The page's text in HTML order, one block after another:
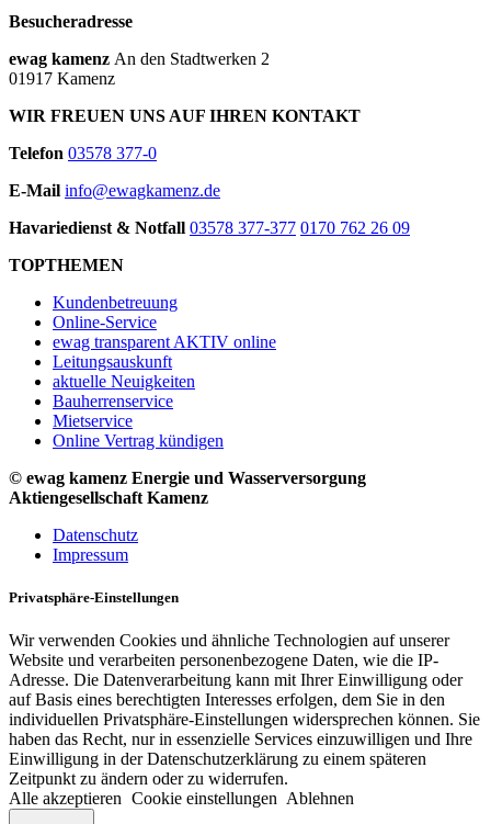
Besucheradresse
ewag kamenz An den Stadtwerken 2
01917 Kamenz
WIR FREUEN UNS AUF IHREN KONTAKT
Telefon 03578 377-0
E-Mail info@ewagkamenz.de
Havariedienst & Notfall 03578 377-377 0170 762 26 09
TOPTHEMEN
Kundenbetreuung
Online-Service
ewag transparent AKTIV online
Leitungsauskunft
aktuelle Neuigkeiten
Bauherrenservice
Mietservice
Online Vertrag kündigen
© ewag kamenz Energie und Wasserversorgung
Aktiengesellschaft Kamenz
Datenschutz
Impressum
Privatsphäre-Einstellungen
Wir verwenden Cookies und ähnliche Technologien auf unserer
Website und verarbeiten personenbezogene Daten, wie die IP-
Adresse. Die Datenverarbeitung kann mit Ihrer Einwilligung oder
auf Basis eines berechtigten Interesses erfolgen, dem Sie in den
individuellen Privatsphäre-Einstellungen widersprechen können. Sie
haben das Recht, nur in essenzielle Services einzuwilligen und Ihre
Einwilligung in der Datenschutzerklärung zu einem späteren
Zeitpunkt zu ändern oder zu widerrufen.
Alle akzeptieren Cookie einstellungen Ablehnen